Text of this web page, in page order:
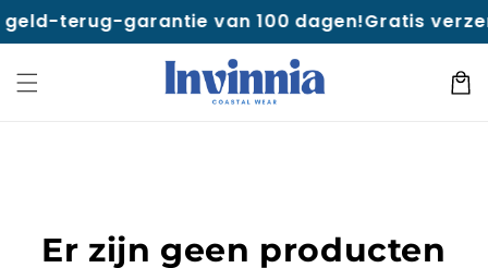
naar
de
terug-garantie van 100 dagen!Gratis
Er zijn geen producten